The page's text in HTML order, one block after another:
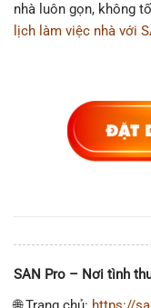
nhà luôn gọn, không
lịch làm việc nhà với
SAN Pro – Nơi tình